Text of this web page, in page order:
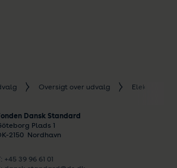
Oversigt over udvalg Elektroteknik
Dansk Standard
Plads 1
2150 Nordhavn
+45 39 96 61 01